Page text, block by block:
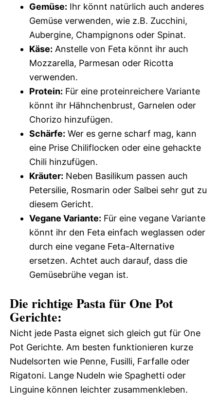
Gemüse: Ihr könnt natürlich auch anderes
Gemüse verwenden, wie z.B. Zucchini,
Aubergine, Champignons oder Spinat.
Käse: Anstelle von Feta könnt ihr auch
Mozzarella, Parmesan oder Ricotta
verwenden.
Protein: Für eine proteinreichere Variante
könnt ihr Hähnchenbrust, Garnelen oder
Chorizo hinzufügen.
Schärfe: Wer es gerne scharf mag, kann
eine Prise Chiliflocken oder eine gehackte
Chili hinzufügen.
Kräuter: Neben Basilikum passen auch
Petersilie, Rosmarin oder Salbei sehr gut zu
diesem Gericht.
Vegane Variante: Für eine vegane Variante
könnt ihr den Feta einfach weglassen oder
durch eine vegane Feta-Alternative
ersetzen. Achtet auch darauf, dass die
Gemüsebrühe vegan ist.
Die richtige Pasta für One Pot
Gerichte:
Nicht jede Pasta eignet sich gleich gut für One
Pot Gerichte. Am besten funktionieren kurze
Nudelsorten wie Penne, Fusilli, Farfalle oder
Rigatoni. Lange Nudeln wie Spaghetti oder
Linguine können leichter zusammenkleben.